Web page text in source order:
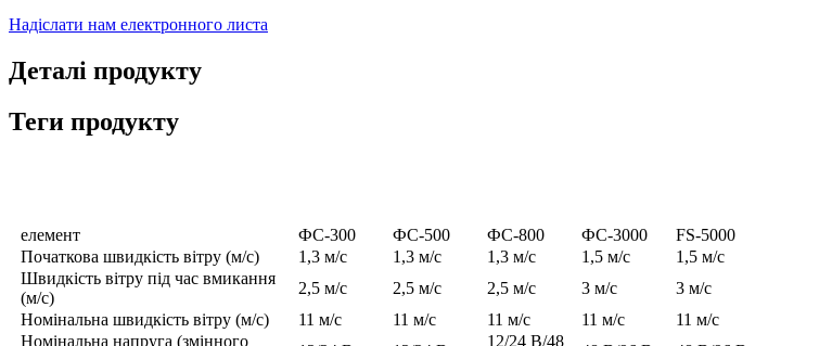
Надіслати нам електронного листа
Деталі продукту
Теги продукту
елемент ФС-300 ФС-500 ФС-800 ФС-3000
FS-5000
Початкова швидкість вітру (м/с)
1,3 м/с 1,3 м/с 1,3 м/с 1,5 м/с
1,5 м/с
Швидкість вітру під час вмикання
(м/с)
2,5 м/с 2,5 м/с 2,5 м/с 3 м/с
3 м/с
Номінальна швидкість вітру (м/с)
11 м/с 11 м/с 11 м/с 11 м/с
11 м/с
Номінальна напруга (змінного
12/24 В/48